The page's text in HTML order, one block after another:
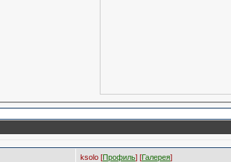
ksolo [Профиль] [Галерея]